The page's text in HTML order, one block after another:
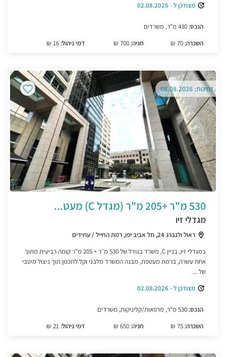
מצודכן ל - 02.08.2026
הנכס:
השכרה:
חניה: דמי ניהול: 16 ₪
זמינות: 08.08.2026
530 מ"ר +205 מ"ר (מגדל C) מעט...
מגדלי זיו
ראול ולנברג 24, תל אביב יפו, רמת החייל / עתידים
במגדלי זיו, בניין C, משרד בגודל של 530 מ״ר + 205 מ"ר קומה רביעית מתוך
אחת עשרה, ברמת מעטפת, מבנה המשרד מלבני וקל לתכנון תוך ניצול מיטבי
של ...
מצודכן ל - 02.08.2026
הנכס:
השכרה:
חניה: דמי ניהול: 21 ₪